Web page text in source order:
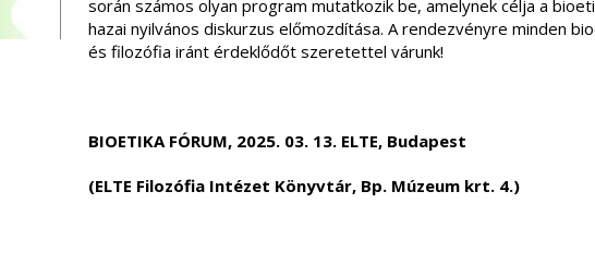
során számos olyan program mutatkozik be, amelynek célja a
hazai nyilvános diskurzus előmozdítása. A rendezvényre minden
és filozófia iránt érdeklődőt szeretettel várunk!
BIOETIKA FÓRUM, 2025. 03. 13. ELTE, Budapest
(ELTE Filozófia Intézet Könyvtár, Bp. Múzeum krt. 4.)